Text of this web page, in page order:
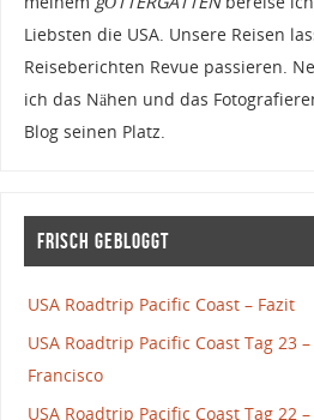
Liebsten die USA. Unsere Reisen
Reiseberichten Revue passieren.
ich das Nähen und das
Blog seinen Platz.
Frisch gebloggt
USA Roadtrip Pacific Coast – Fazit
USA Roadtrip Pacific Coast Tag 23
Francisco
USA Roadtrip Pacific Coast Tag 22